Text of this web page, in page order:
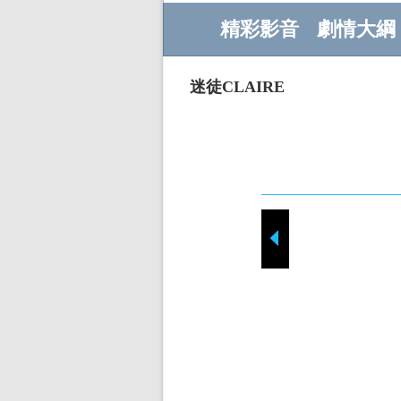
精彩影音 劇情大綱
迷徒CLAIRE